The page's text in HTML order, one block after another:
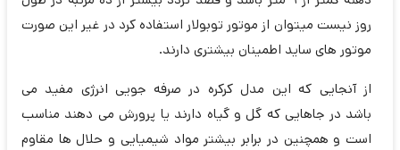
روز نیست میتوان از موتور توبولار استفاده کرد در غیر این صورت
موتور های ساید اطمینان بیشتری دارند.
از آنجایی که این مدل کرکره در صرفه جویی انرژی مفید می
باشد در جاهایی که گل و گیاه دارند یا پرورش می دهند مناسب
است و همچنین در برابر بیشتر مواد شیمیایی و حلال ها مقاوم